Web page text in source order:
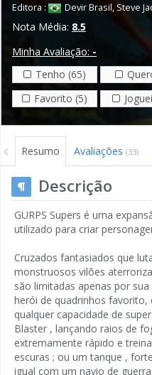
Editora : Devir Brasil, Steve
Nota Média: 8.5
Minha Avaliação: -
Tenho (65)
Favorito (5)
Resumo Avaliações (33)
Descrição
GURPS Supers é uma
utilizado para criar
Cruzados fantasiados que
monstruosos vilões
são limitadas apenas por
herói de quadrinhos
qualquer capacidade de
Blaster , lançando raios de
extremamente rápido e
escuras ; ou um tanque ,
igual com um navio de guerra.